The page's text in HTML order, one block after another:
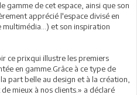
gamme de cet espace, ainsi que son
apprécié l'espace divisé en
et son inspiration
ce prixqui illustre les premiers
en gamme.Grâce à ce type de
part belle au design et à la création,
mieux à nos clients.» a déclaré